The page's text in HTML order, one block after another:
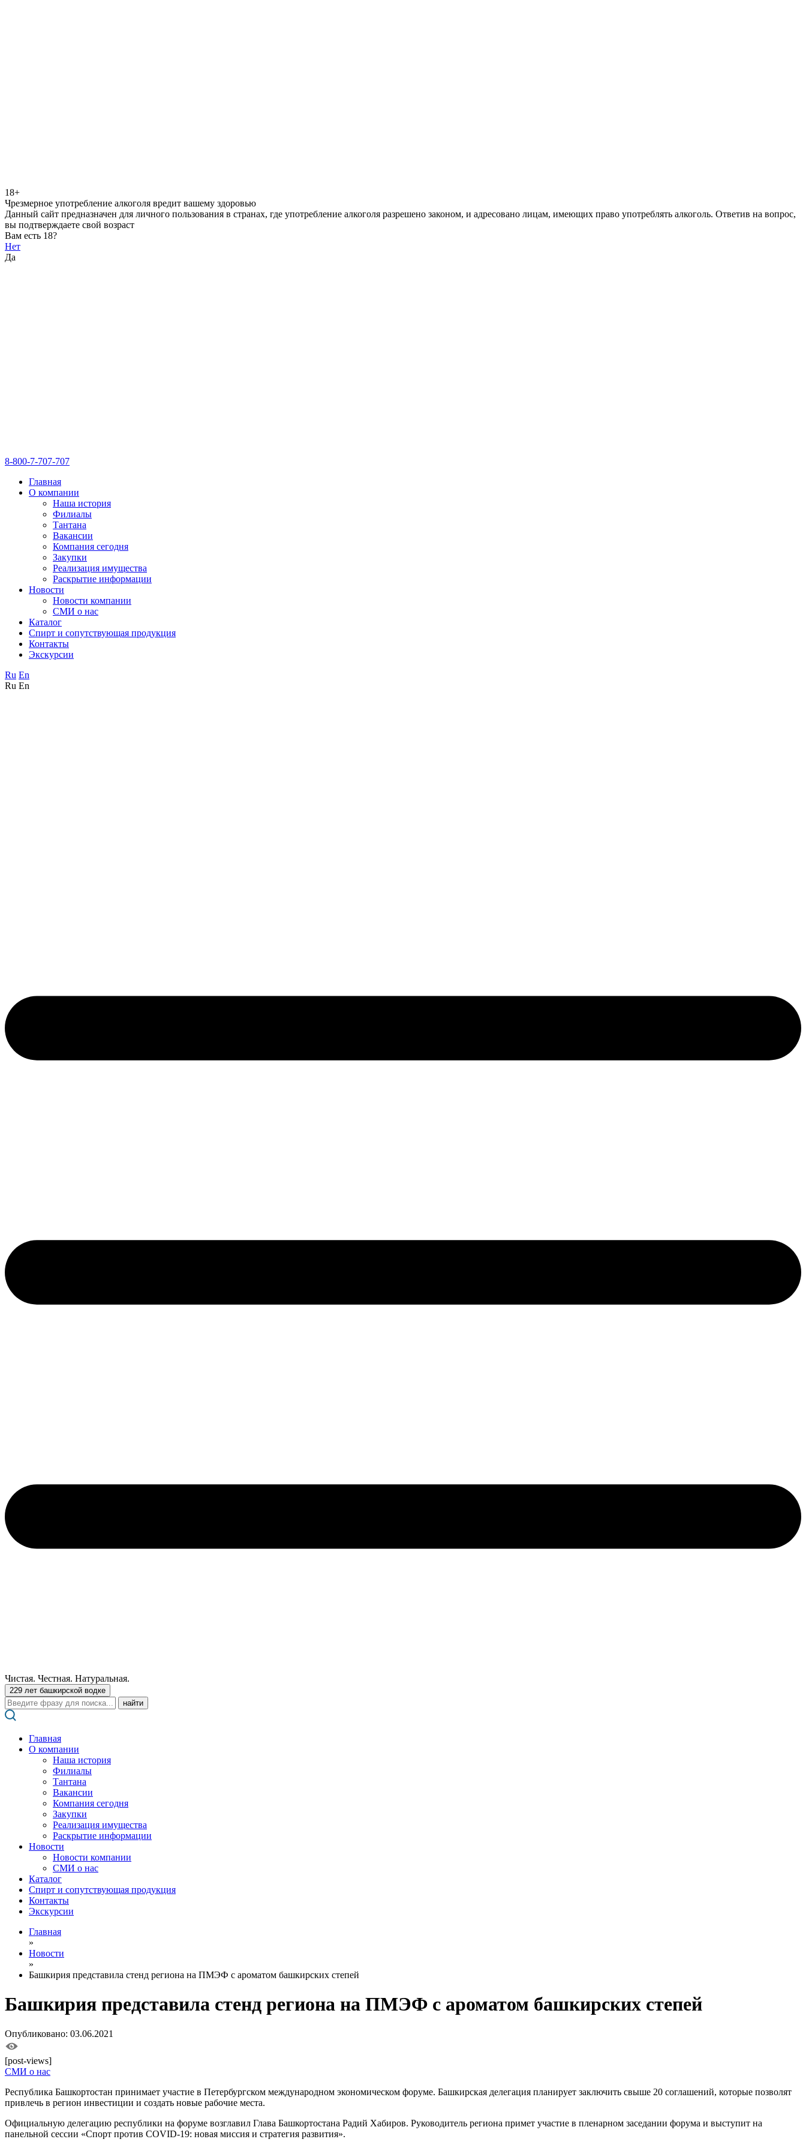
18+
Чрезмерное употребление алкоголя вредит вашему здоровью
Данный сайт предназначен для личного пользования в странах, где употребление алкоголя разрешено законом, и адресовано лицам, имеющих право употреблять алкоголь. Ответив на вопрос,
вы подтверждаете свой возраст
Вам есть 18?
Нет
Да
8-800-7-707-707
Главная
О компании
Наша история
Филиалы
Тантана
Вакансии
Компания сегодня
Закупки
Реализация имущества
Раскрытие информации
Новости
Новости компании
СМИ о нас
Каталог
Спирт и сопутствующая продукция
Контакты
Экскурсии
Ru En
Ru En
Чистая. Честная. Натуральная.
229 лет башкирской водке
Поиск:
Главная
О компании
Наша история
Филиалы
Тантана
Вакансии
Компания сегодня
Закупки
Реализация имущества
Раскрытие информации
Новости
Новости компании
СМИ о нас
Каталог
Спирт и сопутствующая продукция
Контакты
Экскурсии
Главная
»
Новости
»
Башкирия представила стенд региона на ПМЭФ с ароматом башкирских степей
Башкирия представила стенд региона на ПМЭФ с ароматом башкирских степей
Опубликовано: 03.06.2021
[post-views]
СМИ о нас
Республика Башкортостан принимает участие в Петербургском международном экономическом форуме. Башкирская делегация планирует заключить свыше 20 соглашений, которые позволят
привлечь в регион инвестиции и создать новые рабочие места.
Официальную делегацию республики на форуме возглавил Глава Башкортостана Радий Хабиров. Руководитель региона примет участие в пленарном заседании форума и выступит на
панельной сессии «Спорт против COVID-19: новая миссия и стратегия развития».